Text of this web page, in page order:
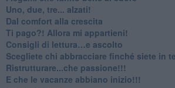
Uno, due, tre... alzati!​
​Dal comfort alla crescita
​Ti pago?! Allora mi appartieni!​
​Consigli di lettura…e ascolto
​Scegliete chi abbracciare finché siete in
​Ristrutturare...che passione!!!
​E che le vacanze abbiano inizio!!!